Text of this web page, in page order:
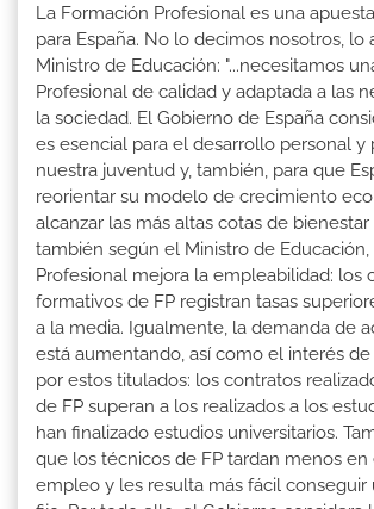
La Formación Profesional es una
para España. No lo decimos nosotros, lo
Ministro de Educación: "...necesitamos
Profesional de calidad y adaptada a las
la sociedad. El Gobierno de España
es esencial para el desarrollo personal y
nuestra juventud y, también, para que
reorientar su modelo de crecimiento
alcanzar las más altas cotas de bienestar
también según el Ministro de
Profesional mejora la empleabilidad: los
formativos de FP registran tasas
a la media. Igualmente, la demanda de
está aumentando, así como el interés
por estos titulados: los contratos
de FP superan a los realizados a los
han finalizado estudios universitarios.
que los técnicos de FP tardan menos
empleo y les resulta más fácil conseguir